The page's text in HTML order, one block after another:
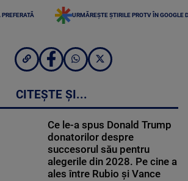
URMĂREȘTE ȘTIRILE PROTV ÎN GOOGLE
CITEȘTE ȘI...
Ce le-a spus Donald Trump
donatorilor despre
succesorul său pentru
alegerile din 2028. Pe cine a
ales între Rubio și Vance